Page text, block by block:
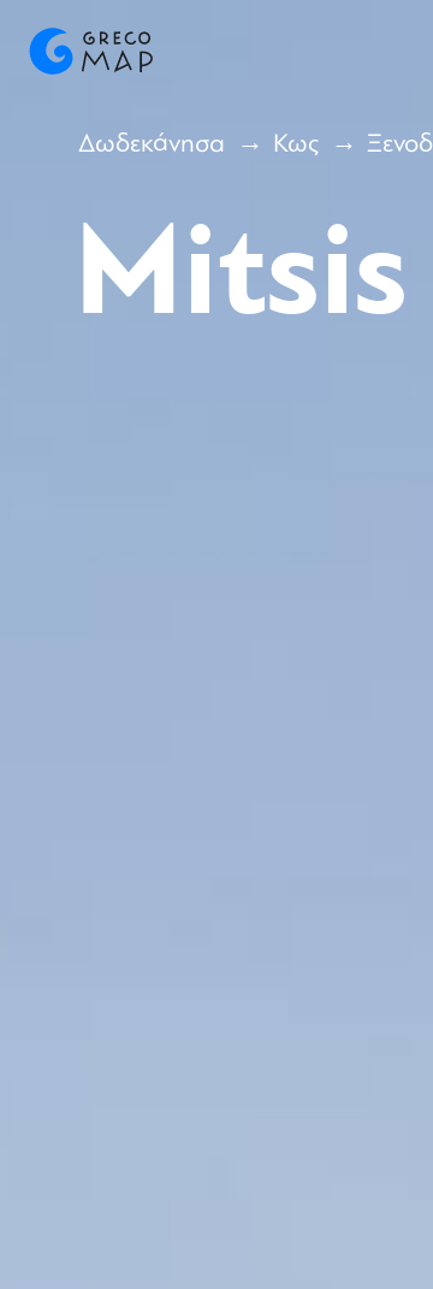
Δωδεκάνησα Κως